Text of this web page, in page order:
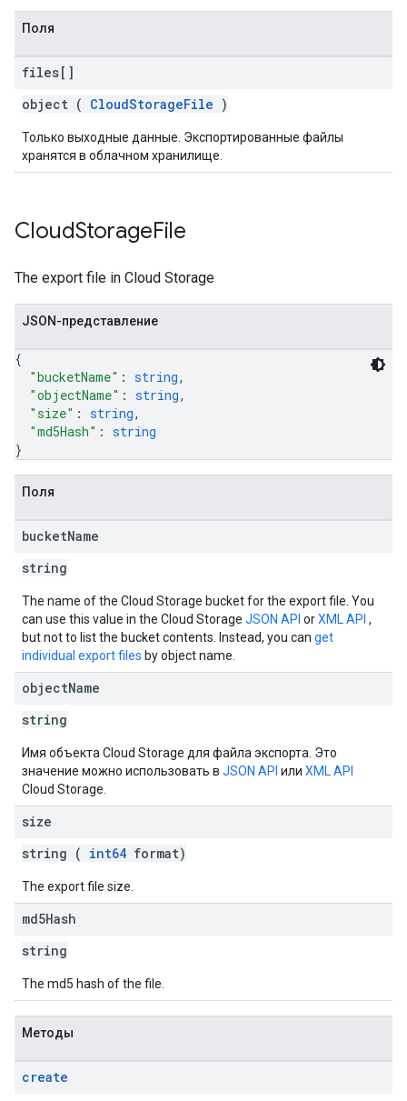
Поля
files[]
object ( CloudStorageFile )
Только выходные данные. Экспортированные файлы
хранятся в облачном хранилище.
CloudStorageFile
The export file in Cloud Storage
JSON-представление
{
"bucketName" : string,
"objectName" : string,
"size" : string,
"md5Hash" : string
}
Поля
bucketName
string
The name of the Cloud Storage bucket for the export file. You
can use this value in the Cloud Storage JSON API orXML API ,
but not to list the bucket contents. Instead, you can get
individual export files by object name.
objectName
string
Имя объекта Cloud Storage для файла экспорта. Это
значение можно использовать в JSON API или XML API
Cloud Storage.
size
string ( int64 format)
The export file size.
md5Hash
string
The md5 hash of the file.
Методы
create